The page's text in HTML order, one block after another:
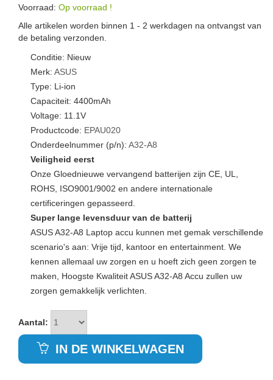
Voorraad: Op voorraad !
Alle artikelen worden binnen 1 - 2 werkdagen na ontvangst van
de betaling verzonden.
Conditie: Nieuw
Merk: ASUS
Type: Li-ion
Capaciteit: 4400mAh
Voltage: 11.1V
Productcode: EPAU020
Onderdeelnummer (p/n): A32-A8
Veiligheid eerst
Onze Gloednieuwe vervangend batterijen zijn CE, UL,
ROHS, ISO9001/9002 en andere internationale
certificeringen gepasseerd.
Super lange levensduur van de batterij
ASUS A32-A8 Laptop accu kunnen met gemak verschillende
scenario's aan: Vrije tijd, kantoor en entertainment. We
kennen allemaal uw zorgen en u hoeft zich geen zorgen te
maken, Hoogste Kwaliteit ASUS A32-A8 Accu zullen uw
zorgen gemakkelijk verlichten.
Aantal:
IN DE WINKELWAGEN